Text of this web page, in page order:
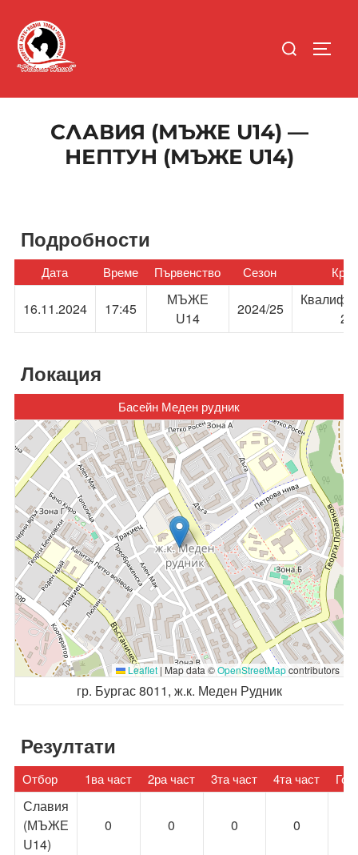
content
Search
for:
СЛАВИЯ (МЪЖЕ U14) —
НЕПТУН (МЪЖЕ U14)
Подробности
Дата Време Първенство Сезон Кръг
16.11.2024 17:45
МЪЖЕ
U14
2024/25
2
Локация
Басейн Меден рудник
Leaflet | Map data ©OpenStreetMapcontributors
гр. Бургас 8011, ж.к. Меден Рудник
Резултати
Отбор 1ва част 2ра част 3та част 4та част
Славия
(МЪЖЕ
U14)
0 0 0 0